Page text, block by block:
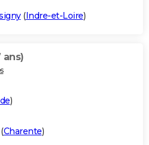
(Indre-et-Loire)
ans)
)
(Charente)